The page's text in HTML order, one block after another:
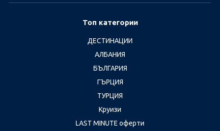
Топ категории
ДЕСТИНАЦИИ
АЛБАНИЯ
БЪЛГАРИЯ
ГЪРЦИЯ
ТУРЦИЯ
Круизи
LAST MINUTE оферти